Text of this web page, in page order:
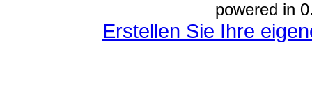
powered in
Erstellen Sie Ihre